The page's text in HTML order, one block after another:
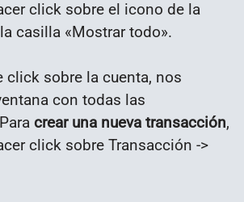
click sobre el icono de la
casilla «Mostrar todo».
click sobre la cuenta, nos
con todas las
crear una nueva transacción,
click sobre Transacción ->